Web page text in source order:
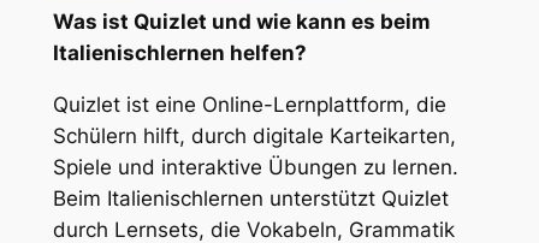
Was ist Quizlet und wie kann es beim
Italienischlernen helfen?
Quizlet ist eine Online-Lernplattform, die
Schülern hilft, durch digitale Karteikarten,
Spiele und interaktive Übungen zu lernen.
Beim Italienischlernen unterstützt Quizlet
durch Lernsets, die Vokabeln, Grammatik